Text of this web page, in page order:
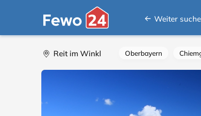
Weiter
Reit im Winkl Oberbayern